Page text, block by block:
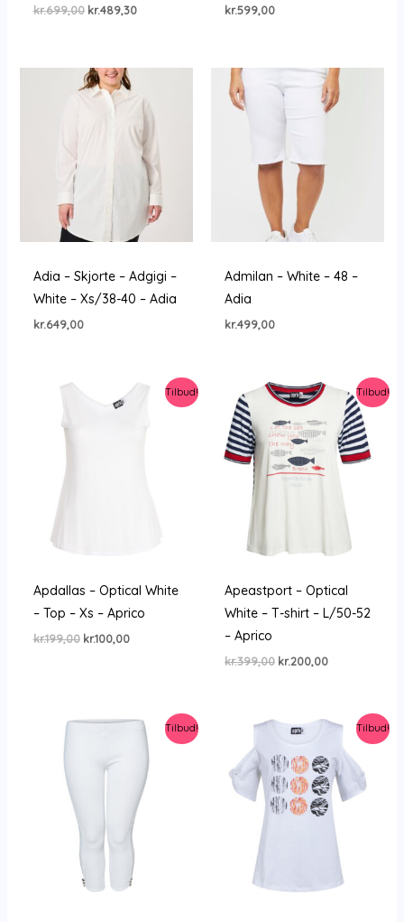
kr.699,00 Den
kr.699,00.
kr.489,30Den
kr.489,30.
kr.599,00
Adia – Skjorte – Adgigi –
White – Xs/38-40 – Adia
kr.649,00
Admilan – White – 48 –
Adia
kr.499,00
Tilbud!
Apdallas – Optical White
– Top – Xs – Aprico
kr.199,00 Den
kr.100,00Den
Tilbud!
Apeastport – Optical
White – T-shirt – L/50-52
– Aprico
kr.399,00 Den
kr.399,00.
kr.200,00Den
kr.200,00.
Tilbud! Tilbud!